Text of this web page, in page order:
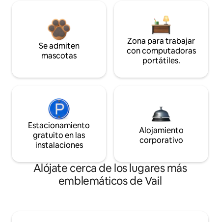
Se admiten
mascotas
Zona para trabajar
con computadoras
portátiles.
Estacionamiento
gratuito en las
instalaciones
Alojamiento
corporativo
Alójate cerca de los lugares más
emblemáticos de Vail